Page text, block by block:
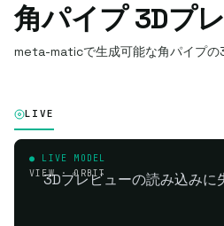
角パイプ 3Dプ
meta-maticで生成可能な角パイプの
LIVE
● LIVE MODEL
VIEW · ORBIT
3Dプレビューの読み込みに